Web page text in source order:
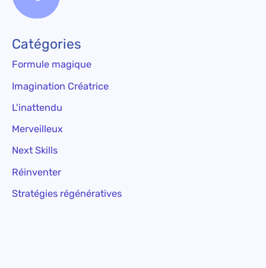
Catégories
Formule magique
Imagination Créatrice
L'inattendu
Merveilleux
Next Skills
Réinventer
Stratégies régénératives